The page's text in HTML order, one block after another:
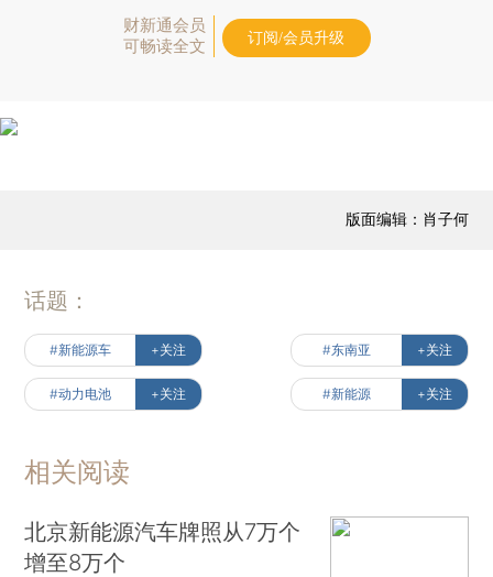
财新通会员
可畅读全文
订阅/会员升级
版面编辑：肖子何
话题：
#新能源车 +关注 #东南亚 +关注
#动力电池 +关注 #新能源 +关注
相关阅读
北京新能源汽车牌照从7万个
增至8万个